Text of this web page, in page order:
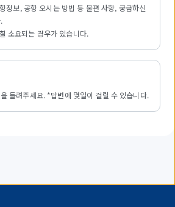
정보, 공항 오시는 방법 등 불편 사항, 궁금하신
소요되는 경우가 있습니다.
들려주세요. *답변에 몇일이 걸릴 수 있습니다.